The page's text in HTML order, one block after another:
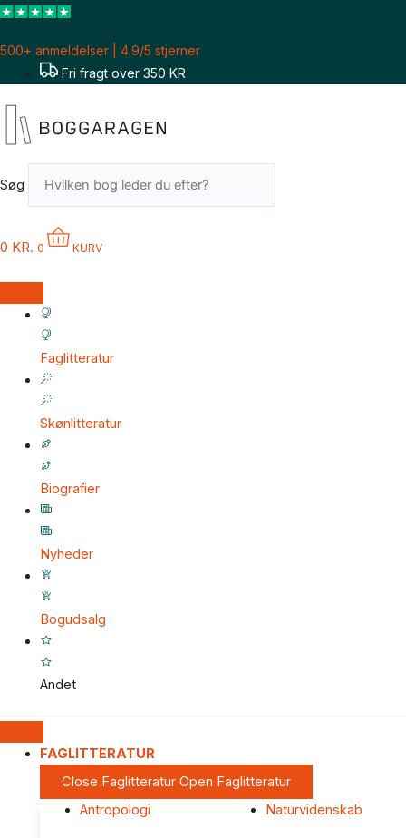
Gå
indholdet
500+ anmeldelser | 4.9/5 stjerner
Fri fragt over 350 KR
Søg
0 KR. 0 KURV
Faglitteratur
Skønlitteratur
Biografier
Nyheder
Bogudsalg
Andet
FAGLITTERATUR
Close Faglitteratur Open Faglitteratur
Antropologi
Naturvidenskab